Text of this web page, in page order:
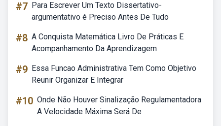
#7 Para Escrever Um Texto Dissertativo-
argumentativo é Preciso Antes De Tudo
#8 A Conquista Matemática Livro De Práticas E
Acompanhamento Da Aprendizagem
#9 Essa Funcao Administrativa Tem Como Objetivo
Reunir Organizar E Integrar
#10 Onde Não Houver Sinalização Regulamentadora
A Velocidade Máxima Será De